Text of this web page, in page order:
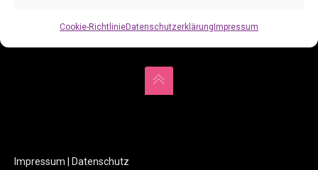
Cookie-RichtlinieDatenschutzerklärungImpressum
sind ausschließlich deren Betreiber verantwortlich.
Impressum Datenschutz